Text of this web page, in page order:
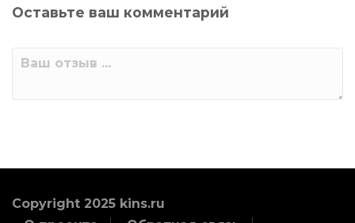
Оставьте ваш комментарий
Copyright 2025 kins.ru